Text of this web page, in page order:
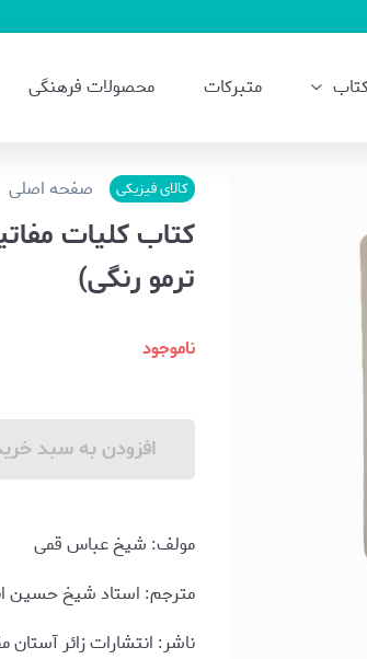
متبرکات محصولات فرهنگی
کالای فیزیکی صفحه اصلی
کتاب کلیات
ترمو رنگی)
ناموجود
افزودن به سبد
مولف: شیخ عباس قمی
مترجم: استاد شیخ حسین
ناشر: انتشارات زائر